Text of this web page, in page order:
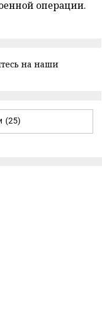
операции.
на наши
(25)